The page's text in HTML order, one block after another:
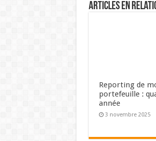
Articles en
Reporting de
portefeuille :
année
3 novembre 2025